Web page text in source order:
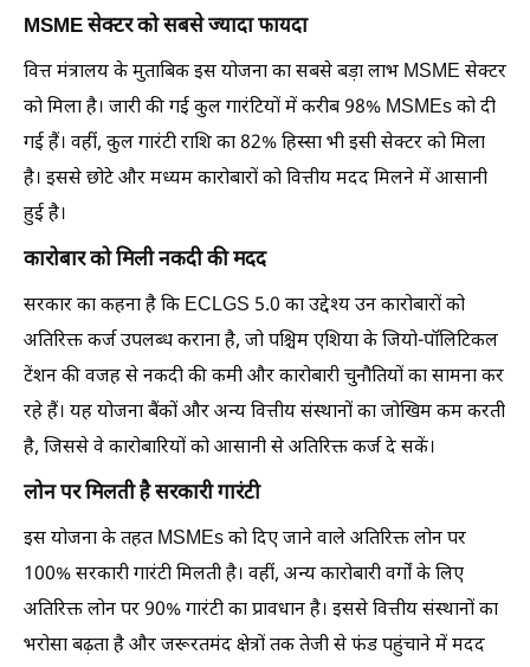
MSME सेक्टर को सबसे ज्यादा फायदा
वित्त मंत्रालय के मुताबिक इस योजना का सबसे बड़ा लाभ MSME सेक्टर
को मिला है। जारी की गई कुल गारंटियों में करीब 98% MSMEs को दी
गई हैं। वहीं, कुल गारंटी राशि का 82% हिस्सा भी इसी सेक्टर को मिला
है। इससे छोटे और मध्यम कारोबारों को वित्तीय मदद मिलने में आसानी
हुई है।
कारोबार को मिली नकदी की मदद
सरकार का कहना है कि ECLGS 5.0 का उद्देश्य उन कारोबारों को
अतिरिक्त कर्ज उपलब्ध कराना है, जो पश्चिम एशिया के जियो-पॉलिटिकल
टेंशन की वजह से नकदी की कमी और कारोबारी चुनौतियों का सामना कर
रहे हैं। यह योजना बैंकों और अन्य वित्तीय संस्थानों का जोखिम कम करती
है, जिससे वे कारोबारियों को आसानी से अतिरिक्त कर्ज दे सकें।
लोन पर मिलती है सरकारी गारंटी
इस योजना के तहत MSMEs को दिए जाने वाले अतिरिक्त लोन पर
100% सरकारी गारंटी मिलती है। वहीं, अन्य कारोबारी वर्गों के लिए
अतिरिक्त लोन पर 90% गारंटी का प्रावधान है। इससे वित्तीय संस्थानों का
भरोसा बढ़ता है और जरूरतमंद क्षेत्रों तक तेजी से फंड पहुंचाने में मदद